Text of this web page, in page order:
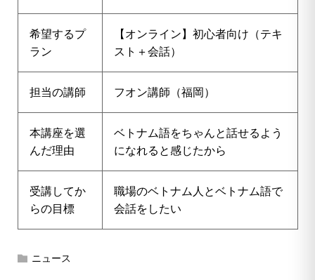
希望するプ
ラン
【オンライン】初心者向け（テキ
スト＋会話）
担当の講師 フオン講師（福岡）
本講座を選
んだ理由
ベトナム語をちゃんと話せるよう
になれると感じたから
受講してか
らの目標
職場のベトナム人とベトナム語で
会話をしたい
ニュース